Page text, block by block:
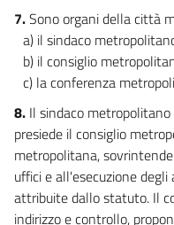
7.Sono organi della città
a) il sindaco
b) il consiglio
c) la conferenza
8. Il sindaco
presiede il consiglio
metropolitana,
uffici e all'esecuzione
attribuite dallo statuto. Il
indirizzo e controllo,